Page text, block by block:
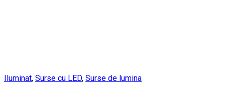
Iluminat, Surse cu LED, Surse de lumina